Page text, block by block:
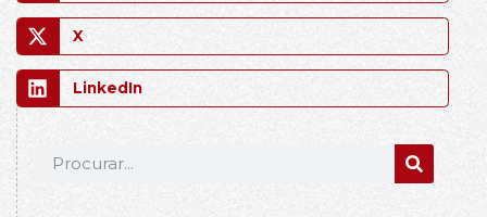
X
LinkedIn